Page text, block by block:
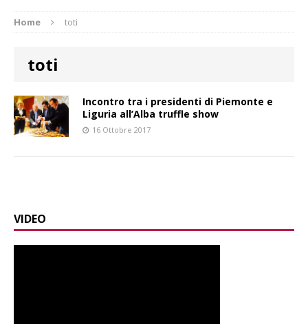
Home toti
toti
Incontro tra i presidenti di Piemonte e
Liguria all’Alba truffle show
16 Ottobre 2017
VIDEO